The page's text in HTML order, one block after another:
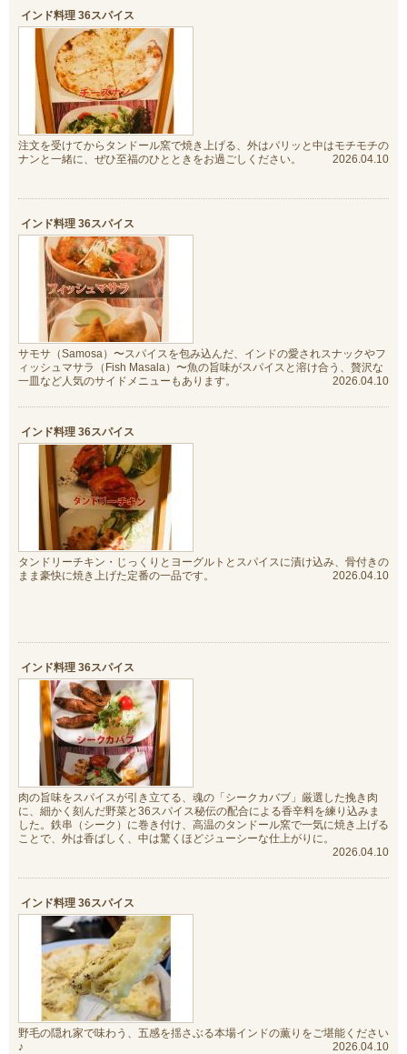
インド料理 36スパイス
注文を受けてからタンドール窯で焼き上げる、外はパリッと中はモチモチの
ナンと一緒に、ぜひ至福のひとときをお過ごしください。
2026.04.10
インド料理 36スパイス
サモサ（Samosa）〜スパイスを包み込んだ、インドの愛されスナックやフ
ィッシュマサラ（Fish Masala）〜魚の旨味がスパイスと溶け合う、贅沢な
一皿など人気のサイドメニューもあります。
2026.04.10
インド料理 36スパイス
タンドリーチキン・じっくりとヨーグルトとスパイスに漬け込み、骨付きの
まま豪快に焼き上げた定番の一品です。
2026.04.10
インド料理 36スパイス
肉の旨味をスパイスが引き立てる、魂の「シークカバブ」厳選した挽き肉
に、細かく刻んだ野菜と36スパイス秘伝の配合による香辛料を練り込みま
した。鉄串（シーク）に巻き付け、高温のタンドール窯で一気に焼き上げる
ことで、外は香ばしく、中は驚くほどジューシーな仕上がりに。
2026.04.10
インド料理 36スパイス
野毛の隠れ家で味わう、五感を揺さぶる本場インドの薫りをご堪能ください
♪
2026.04.10